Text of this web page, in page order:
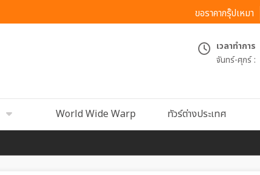
ขอราคากรุ๊ปเหมา
เวลาทำการ
จันทร์-ศุกร์ :
World Wide Warp ทัวร์ต่างประเทศ